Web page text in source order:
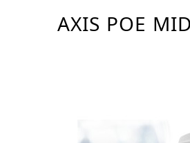
AXIS POE